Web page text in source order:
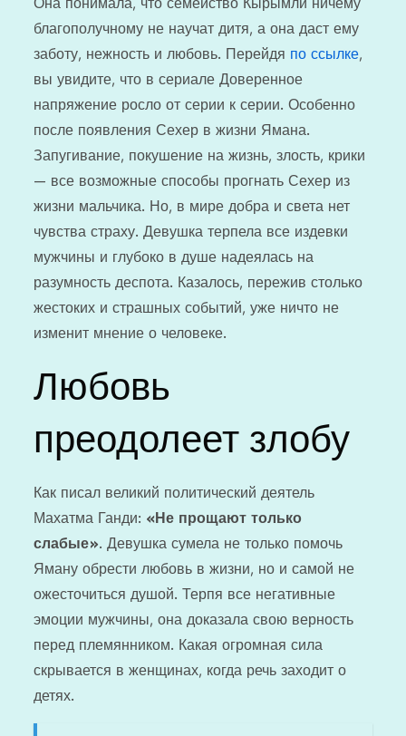
благополучному не научат дитя, а она даст ему
заботу, нежность и любовь. Перейдя по ссылке,
вы увидите, что в сериале Доверенное
напряжение росло от серии к серии. Особенно
после появления Сехер в жизни Ямана.
Запугивание, покушение на жизнь, злость, крики
— все возможные способы прогнать Сехер из
жизни мальчика. Но, в мире добра и света нет
чувства страху. Девушка терпела все издевки
мужчины и глубоко в душе надеялась на
разумность деспота. Казалось, пережив столько
жестоких и страшных событий, уже ничто не
изменит мнение о человеке.
Любовь
преодолеет злобу
Как писал великий политический деятель
Махатма Ганди: «Не прощают только
слабые». Девушка сумела не только помочь
Яману обрести любовь в жизни, но и самой не
ожесточиться душой. Терпя все негативные
эмоции мужчины, она доказала свою верность
перед племянником. Какая огромная сила
скрывается в женщинах, когда речь заходит о
детях.